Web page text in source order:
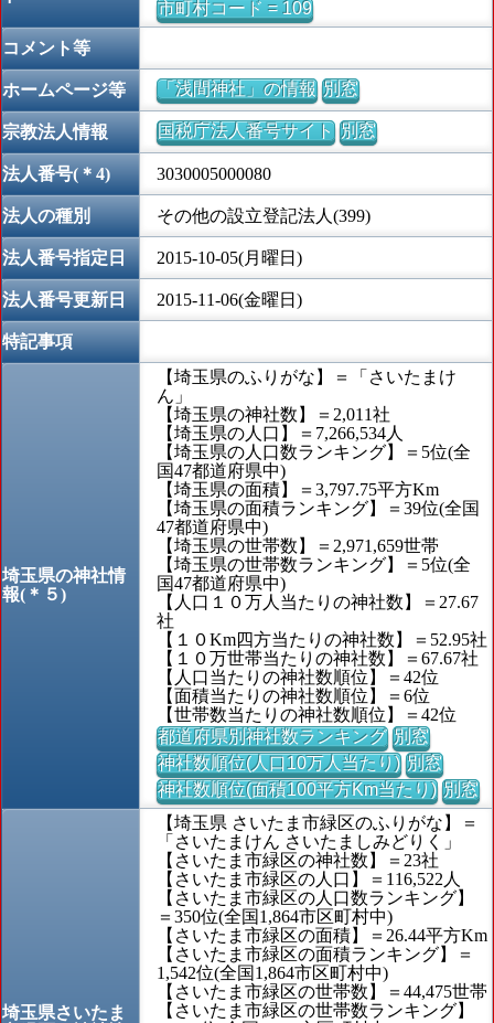
市町村コード = 109
コメント等
ホームページ等 「浅間神社」の情報 別窓
宗教法人情報 国税庁法人番号サイト 別窓
法人番号(＊4) 3030005000080
法人の種別 その他の設立登記法人(399)
法人番号指定日 2015-10-05(月曜日)
法人番号更新日 2015-11-06(金曜日)
特記事項
埼玉県の神社情
報(＊５)
【埼玉県のふりがな】＝「さいたまけ
ん」
【埼玉県の神社数】＝2,011社
【埼玉県の人口】＝7,266,534人
【埼玉県の人口数ランキング】＝5位(全
国47都道府県中)
【埼玉県の面積】＝3,797.75平方Km
【埼玉県の面積ランキング】＝39位(全国
47都道府県中)
【埼玉県の世帯数】＝2,971,659世帯
【埼玉県の世帯数ランキング】＝5位(全
国47都道府県中)
【人口１０万人当たりの神社数】＝27.67
社
【１０Km四方当たりの神社数】＝52.95社
【１０万世帯当たりの神社数】＝67.67社
【人口当たりの神社数順位】＝42位
【面積当たりの神社数順位】＝6位
【世帯数当たりの神社数順位】＝42位
都道府県別神社数ランキング 別窓
神社数順位(人口10万人当たり) 別窓
神社数順位(面積100平方Km当たり) 別窓
埼玉県さいたま
【埼玉県 さいたま市緑区のふりがな】＝
「さいたまけん さいたましみどりく」
【さいたま市緑区の神社数】＝23社
【さいたま市緑区の人口】＝116,522人
【さいたま市緑区の人口数ランキング】
＝350位(全国1,864市区町村中)
【さいたま市緑区の面積】＝26.44平方Km
【さいたま市緑区の面積ランキング】＝
1,542位(全国1,864市区町村中)
【さいたま市緑区の世帯数】＝44,475世帯
【さいたま市緑区の世帯数ランキング】